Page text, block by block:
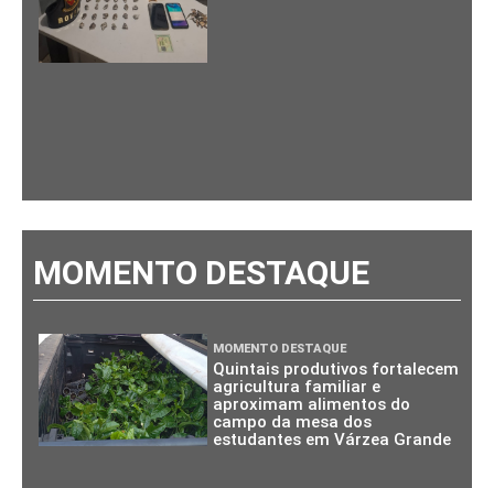
MOMENTO DESTAQUE
MOMENTO DESTAQUE
Quintais produtivos fortalecem
agricultura familiar e
aproximam alimentos do
campo da mesa dos
estudantes em Várzea Grande